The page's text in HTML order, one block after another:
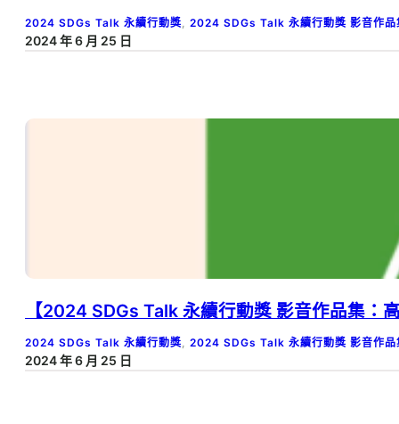
2024 SDGs Talk 永續行動獎, 2024 SDGs Talk 永續行動獎 影音作品
2024 年 6 月 25 日
【2024 SDGs Talk 永續行動獎 影音作品集：
2024 SDGs Talk 永續行動獎 2024 SDGs Talk 永續行動獎 影音作品
2024 年 6 月 25 日